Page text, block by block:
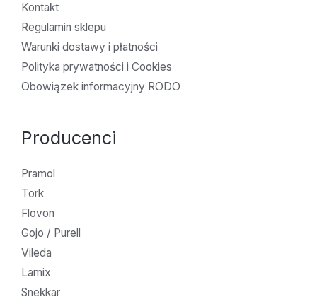
Kontakt
Regulamin sklepu
Warunki dostawy i płatności
Polityka prywatności i Cookies
Obowiązek informacyjny RODO
Producenci
Pramol
Tork
Flovon
Gojo / Purell
Vileda
Lamix
Snekkar